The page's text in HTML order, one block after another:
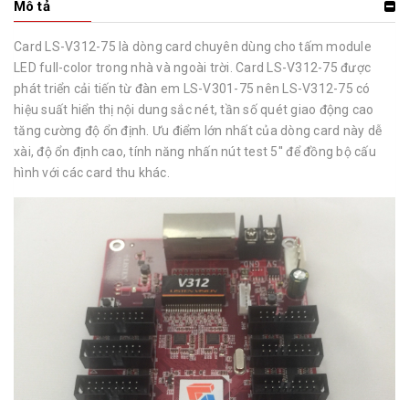
Mô tả
Card LS-V312-75 là dòng card chuyên dùng cho tấm module
LED full-color trong nhà và ngoài trời. Card LS-V312-75 được
phát triển cải tiến từ đàn em LS-V301-75 nên LS-V312-75 có
hiệu suất hiển thị nội dung sắc nét, tần số quét giao động cao
tăng cường độ ổn định. Ưu điểm lớn nhất của dòng card này dễ
xài, độ ổn định cao, tính năng nhấn nút test 5'' để đồng bộ cấu
hình với các card thu khác.